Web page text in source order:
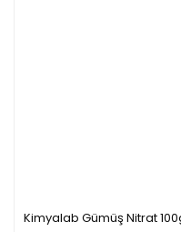
Kimyalab Gümüş Nitrat